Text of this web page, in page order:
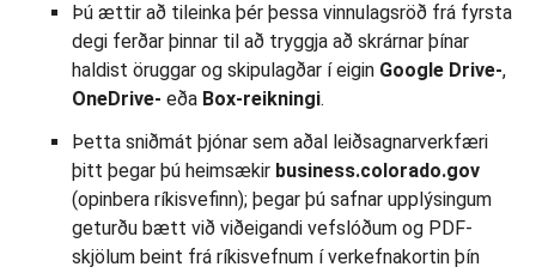
Þú ættir að tileinka þér þessa vinnulagsröð frá fyrsta
degi ferðar þinnar til að tryggja að skrárnar þínar
haldist öruggar og skipulagðar í eigin Google Drive-,
OneDrive- eða Box-reikningi.
Þetta sniðmát þjónar sem aðal leiðsagnarverkfæri
þitt þegar þú heimsækir business.colorado.gov
(opinbera ríkisvefinn); þegar þú safnar upplýsingum
geturðu bætt við viðeigandi vefslóðum og PDF-
skjölum beint frá ríkisvefnum í verkefnakortin þín